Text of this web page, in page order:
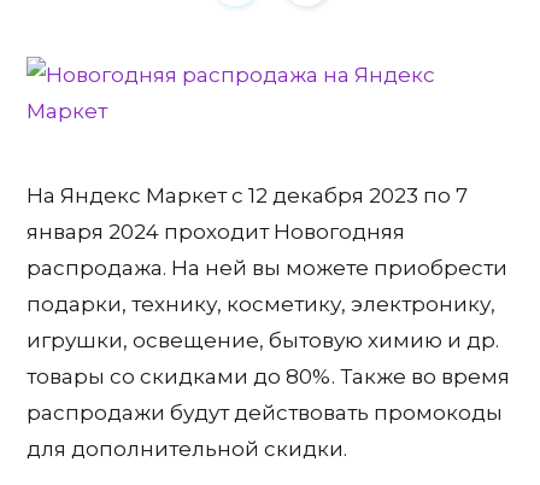
На Яндекс Маркет с 12 декабря 2023 по 7
января 2024 проходит Новогодняя
распродажа. На ней вы можете приобрести
подарки, технику, косметику, электронику,
игрушки, освещение, бытовую химию и др.
товары со скидками до 80%. Также во время
распродажи будут действовать промокоды
для дополнительной скидки.